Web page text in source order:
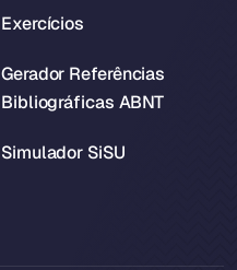
Exercícios
Gerador Referências
Bibliográficas ABNT
Simulador SiSU